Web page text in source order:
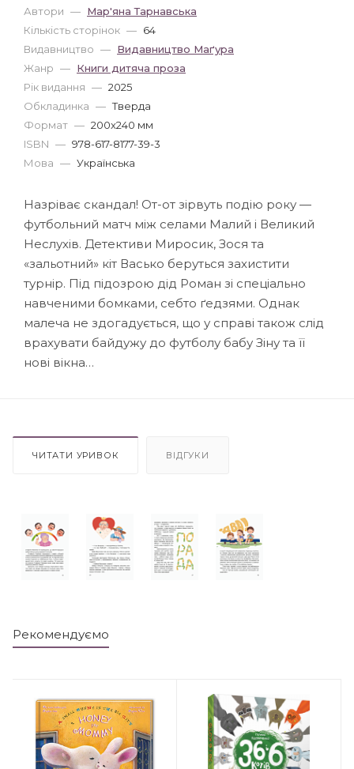
Автори — Мар'яна Тарнавська
Кількість сторінок — 64
Видавництво — Видавництво Маґура
Жанр — Книги дитяча проза
Рік видання — 2025
Обкладинка — Тверда
Формат — 200x240 мм
ISBN — 978-617-8177-39-3
Мова — Українська
Назріває скандал! От-от зірвуть подію року —
футбольний матч між селами Малий і Великий
Неслухів. Детективи Миросик, Зося та
«зальотний» кіт Васько беруться захистити
турнір. Під підозрою дід Роман зі спеціально
навченими бомками, себто ґедзями. Однак
малеча не здогадується, що у справі також слід
врахувати байдужу до футболу бабу Зіну та її
нові вікна…
ЧИТАТИ УРИВОК ВІДГУКИ
Рекомендуємо